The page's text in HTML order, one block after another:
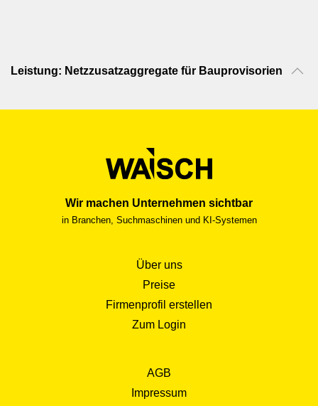
Leistung: Netzzusatzaggregate für Bauprovisorien
Wir machen Unternehmen sichtbar
in Branchen, Suchmaschinen und KI-Systemen
Über uns
Preise
Firmenprofil erstellen
Zum Login
AGB
Impressum